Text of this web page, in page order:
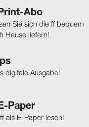
Abo
Sie sich die ff bequem
Hause liefern!
digitale Ausgabe!
Paper
als E-Paper lesen!